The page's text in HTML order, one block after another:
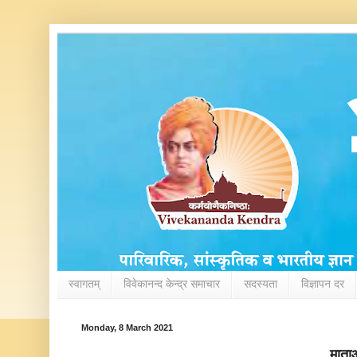
स्वागतम् विवेकानन्द केन्द्र समाचार सदस्यता विज्ञापन दर
Monday, 8 March 2021